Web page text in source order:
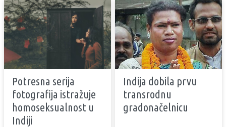
Potresna serija
fotografija istražuje
homoseksualnost u
Indiji
Indija dobila prvu
transrodnu
gradonačelnicu